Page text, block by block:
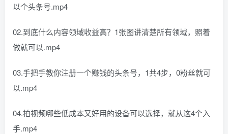
以个头条号.mp4
02.到底什么内容领域收益高？1张图讲清楚所有领域，照着
做就可以.mp4
03.手把手教你注册一个赚钱的头条号，1共4步，0粉丝就可
以.mp4
04.拍视频哪些低成本又好用的设备可以选择，就从这4个入
手.mp4